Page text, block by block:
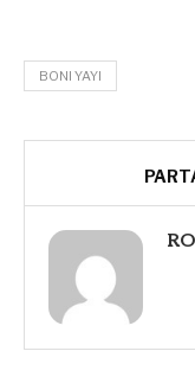
BONI YAYI